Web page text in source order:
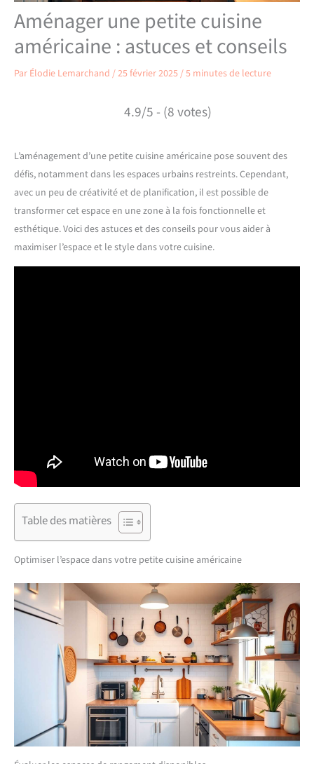
Aménager une petite cuisine
américaine : astuces et conseils
Par Élodie Lemarchand /25 février 2025/5 minutes de lecture
4.9/5 - (8 votes)
L’aménagement d’une petite cuisine américaine pose souvent des
défis, notamment dans les espaces urbains restreints. Cependant,
avec un peu de créativité et de planification, il est possible de
transformer cet espace en une zone à la fois fonctionnelle et
esthétique. Voici des astuces et des conseils pour vous aider à
maximiser l’espace et le style dans votre cuisine.
Table des matières
Optimiser l’espace dans votre petite cuisine américaine